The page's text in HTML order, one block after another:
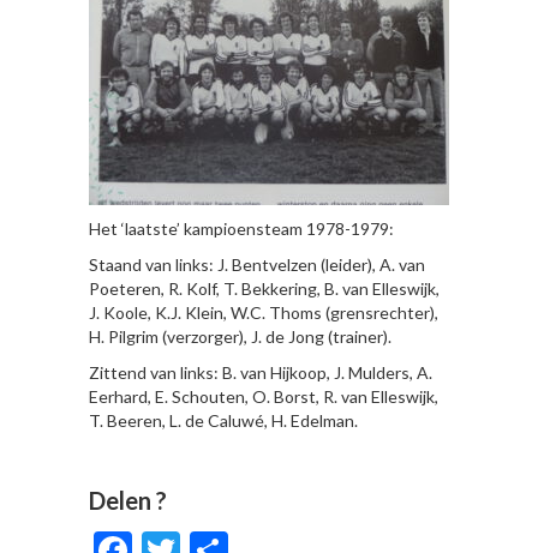
Het ‘laatste’ kampioensteam 1978-1979:
Staand van links: J. Bentvelzen (leider), A. van
Poeteren, R. Kolf, T. Bekkering, B. van Elleswijk,
J. Koole, K.J. Klein, W.C. Thoms (grensrechter),
H. Pilgrim (verzorger), J. de Jong (trainer).
Zittend van links: B. van Hijkoop, J. Mulders, A.
Eerhard, E. Schouten, O. Borst, R. van Elleswijk,
T. Beeren, L. de Caluwé, H. Edelman.
Delen ?